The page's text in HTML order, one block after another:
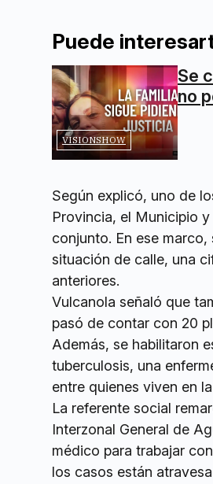
Puede
VISIONSHOW
Se
no
Según explicó, uno de
Provincia, el Municipio
conjunto. En ese
situación de calle, una
anteriores.
Vulcanola señaló que
pasó de contar con 20
Además, se habilitaron
tuberculosis, una
entre quienes viven en
La referente social
Interzonal General de
médico para trabajar
los casos están